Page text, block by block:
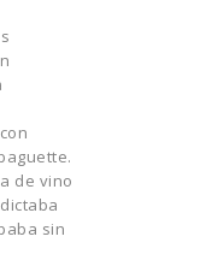
de vino
sin